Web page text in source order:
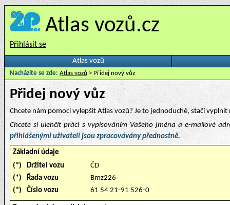
Atlas vozů.cz
Přihlásit se
Atlas vozů
Nacházíte se zde: Atlas vozů > Přidej nový vůz
Přidej nový vůz
Chcete nám pomoci vylepšit Atlas vozů? Je to jednoduché, stačí
Chcete si ulehčit práci s vypisováním Vašeho jména a e-mailové
přihlášenými uživateli jsou zpracovávány přednostně.
Základní údaje
(*)
Držitel vozu
ČD
(*)
Řada vozu
Bmz226
(*)
Číslo vozu 61 54 21-91 526-0